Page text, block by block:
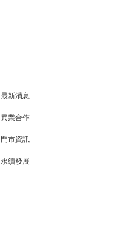
最新消息
異業合作
門市資訊
永續發展